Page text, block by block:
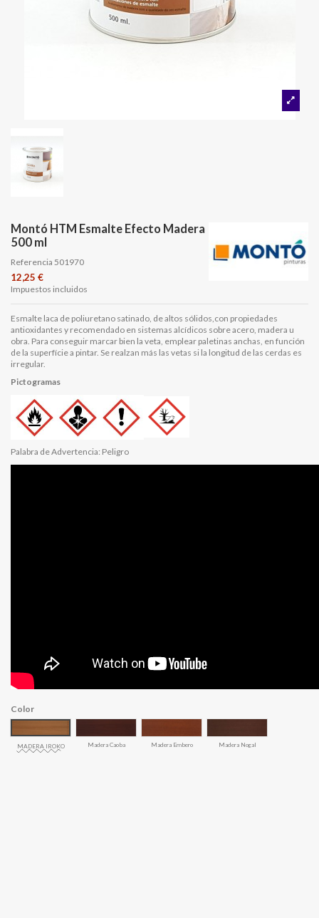
Montó HTM Esmalte Efecto Madera
500 ml
Referencia 501970
12,25 €
Impuestos incluidos
Esmalte laca de poliuretano satinado, de altos sólidos,con propiedades
antioxidantes y recomendado en sistemas alcídicos sobre acero, madera u
obra. Para conseguir marcar bien la veta, emplear paletinas anchas, en función
de la superfície a pintar. Se realzan más las vetas si la longitud de las cerdas es
irregular.
Pictogramas
Palabra de Advertencia: Peligro
Color
MADERA IROKO Madera Caoba Madera Embero Madera Nogal